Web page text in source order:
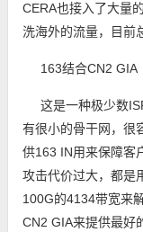
CERA也接入了大量
洗海外的流量，目前
163结合CN2 GIA
这是一种极少数
有很小的骨干网，很
供163 IN用来保障客
攻击代价过大，都是
100G的4134带宽来
CN2 GIA来提供最好